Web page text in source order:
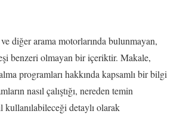
diğer arama motorlarında bulunmayan,
benzeri olmayan bir içeriktir. Makale,
programları hakkında kapsamlı bir bilgi
nasıl çalıştığı, nereden temin
kullanılabileceği detaylı olarak